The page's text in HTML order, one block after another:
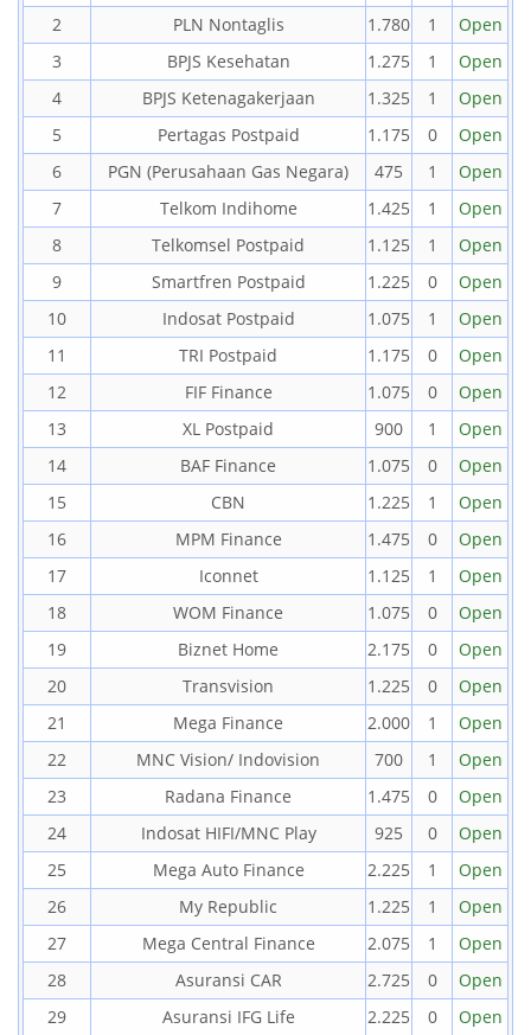
2
PLN Nontaglis 1.780 1
Open
3
BPJS Kesehatan 1.275 1
Open
4
BPJS Ketenagakerjaan 1.325 1
Open
5
Pertagas Postpaid 1.175 0
Open
6
PGN (Perusahaan Gas Negara) 475 1
Open
7
Telkom Indihome 1.425 1
Open
8
Telkomsel Postpaid 1.125 1
Open
9
Smartfren Postpaid 1.225 0
Open
10
Indosat Postpaid 1.075 1
Open
11
TRI Postpaid 1.175 0
Open
12
FIF Finance 1.075 0
Open
13
XL Postpaid 900 1
Open
14
BAF Finance 1.075 0
Open
15
CBN 1.225 1
Open
16
MPM Finance 1.475 0
Open
17
Iconnet 1.125 1
Open
18
WOM Finance 1.075 0
Open
19
Biznet Home 2.175 0
Open
20
Transvision 1.225 0
Open
21
Mega Finance 2.000 1
Open
22
MNC Vision/ Indovision 700 1
Open
23
Radana Finance 1.475 0
Open
24
Indosat HIFI/MNC Play 925 0
Open
25
Mega Auto Finance 2.225 1
Open
26
My Republic 1.225 1
Open
27
Mega Central Finance 2.075 1
Open
28
Asuransi CAR 2.725 0
Open
29
Asuransi IFG Life 2.225 0 Open